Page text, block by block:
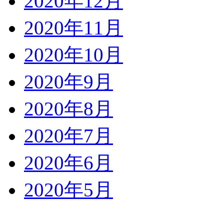
2020年11月
2020年10月
2020年9月
2020年8月
2020年7月
2020年6月
2020年5月